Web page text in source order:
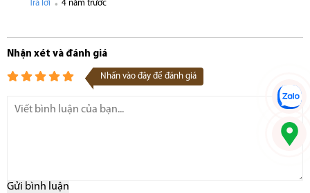
Trả lời 4 năm trước
Nhận xét và đánh giá
Nhấn vào đây để đánh giá
Gửi bình luận